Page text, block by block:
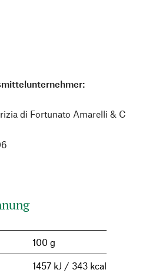
di Fortunato Amarelli & C
100 g
1457 kJ / 343 kcal